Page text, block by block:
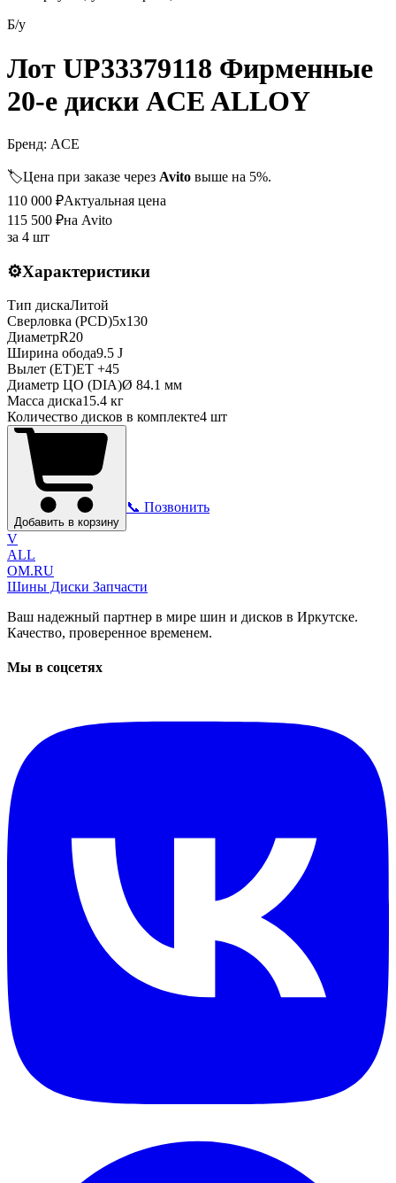
Б/у
Лот UP33379118 Фирменные
20-е диски ACE ALLOY
Бренд: ACE
🏷️Цена при заказе через Avito выше на 5%.
110 000 ₽Актуальная цена
115 500 ₽на Avito
за 4 шт
⚙️Характеристики
Тип дискаЛитой
Сверловка (PCD)5x130
ДиаметрR20
Ширина обода9.5 J
Вылет (ET)ET +45
Диаметр ЦО (DIA)Ø 84.1 мм
Масса диска15.4 кг
Количество дисков в комплекте4 шт
Добавить в корзину
📞 Позвонить
V
ALL
OM.RU
Шины Диски Запчасти
Ваш надежный партнер в мире шин и дисков в Иркутске.
Качество, проверенное временем.
Мы в соцсетях